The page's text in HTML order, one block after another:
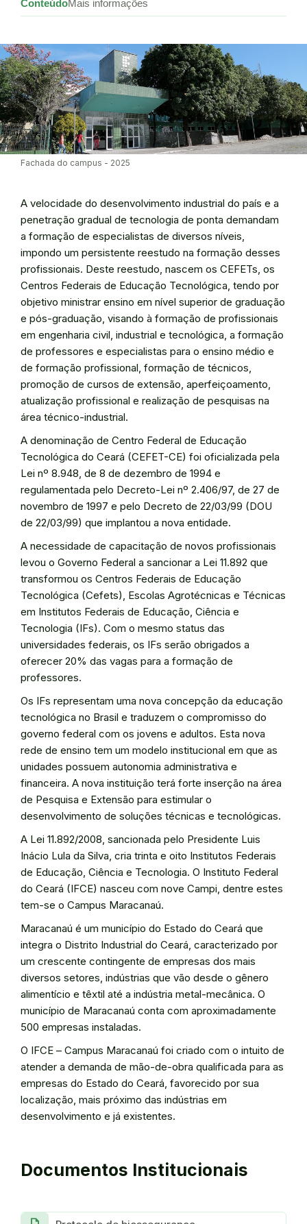
ConteúdoMais informações
Fachada do campus - 2025
A velocidade do desenvolvimento industrial do país e a
penetração gradual de tecnologia de ponta demandam
a formação de especialistas de diversos níveis,
impondo um persistente reestudo na formação desses
profissionais. Deste reestudo, nascem os CEFETs, os
Centros Federais de Educação Tecnológica, tendo por
objetivo ministrar ensino em nível superior de graduação
e pós-graduação, visando à formação de profissionais
em engenharia civil, industrial e tecnológica, a formação
de professores e especialistas para o ensino médio e
de formação profissional, formação de técnicos,
promoção de cursos de extensão, aperfeiçoamento,
atualização profissional e realização de pesquisas na
área técnico-industrial.
A denominação de Centro Federal de Educação
Tecnológica do Ceará (CEFET-CE) foi oficializada pela
Lei nº 8.948, de 8 de dezembro de 1994 e
regulamentada pelo Decreto-Lei nº 2.406/97, de 27 de
novembro de 1997 e pelo Decreto de 22/03/99 (DOU
de 22/03/99) que implantou a nova entidade.
A necessidade de capacitação de novos profissionais
levou o Governo Federal a sancionar a Lei 11.892 que
transformou os Centros Federais de Educação
Tecnológica (Cefets), Escolas Agrotécnicas e Técnicas
em Institutos Federais de Educação, Ciência e
Tecnologia (IFs). Com o mesmo status das
universidades federais, os IFs serão obrigados a
oferecer 20% das vagas para a formação de
professores.
Os IFs representam uma nova concepção da educação
tecnológica no Brasil e traduzem o compromisso do
governo federal com os jovens e adultos. Esta nova
rede de ensino tem um modelo institucional em que as
unidades possuem autonomia administrativa e
financeira. A nova instituição terá forte inserção na área
de Pesquisa e Extensão para estimular o
desenvolvimento de soluções técnicas e tecnológicas.
A Lei 11.892/2008, sancionada pelo Presidente Luis
Inácio Lula da Silva, cria trinta e oito Institutos Federais
de Educação, Ciência e Tecnologia. O Instituto Federal
do Ceará (IFCE) nasceu com nove Campi, dentre estes
tem-se o Campus Maracanaú.
Maracanaú é um município do Estado do Ceará que
integra o Distrito Industrial do Ceará, caracterizado por
um crescente contingente de empresas dos mais
diversos setores, indústrias que vão desde o gênero
alimentício e têxtil até a indústria metal-mecânica. O
município de Maracanaú conta com aproximadamente
500 empresas instaladas.
O IFCE – Campus Maracanaú foi criado com o intuito de
atender a demanda de mão-de-obra qualificada para as
empresas do Estado do Ceará, favorecido por sua
localização, mais próximo das indústrias em
desenvolvimento e já existentes.
Documentos Institucionais